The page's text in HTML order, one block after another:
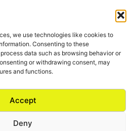
we use technologies like cookies to
Consenting to these
data such as browsing behavior or
or withdrawing consent, may
and functions.
Accept
Deny
capiremo insieme se siamo il
di Porta Nuova 21, Spaces
delle Valli 11, 24040 Suisio (BG)
Ugoni 36 – Palazzo Skyline 18,
srl Unipersonale